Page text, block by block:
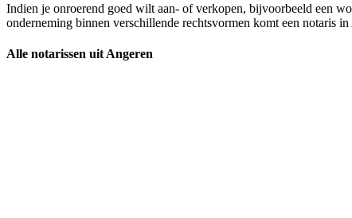
Indien je onroerend goed wilt aan- of verkopen, bijvoorbeeld een
onderneming binnen verschillende rechtsvormen komt een notaris
Alle notarissen uit Angeren